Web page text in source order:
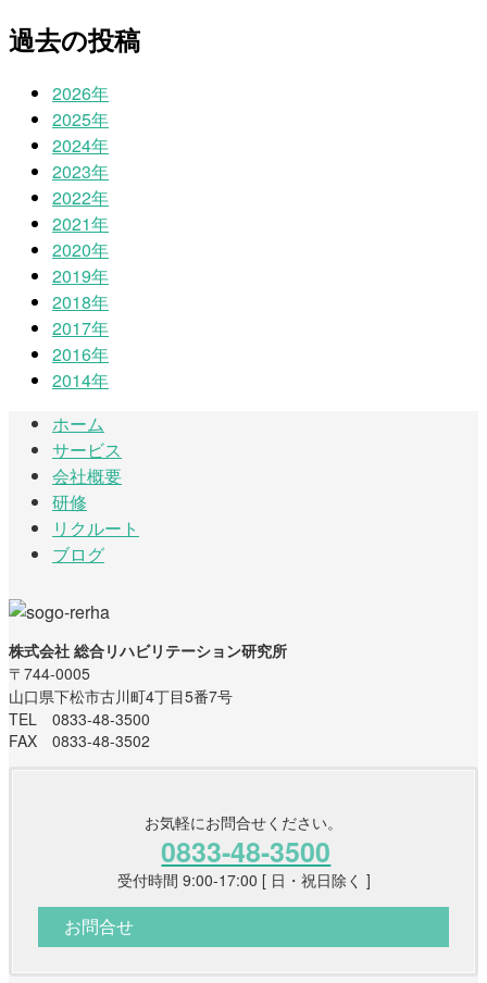
過去の投稿
2026年
2025年
2024年
2023年
2022年
2021年
2020年
2019年
2018年
2017年
2016年
2014年
ホーム
サービス
会社概要
研修
リクルート
ブログ
株式会社 総合リハビリテーション研究所
〒744-0005
山口県下松市古川町4丁目5番7号
TEL 0833-48-3500
FAX 0833-48-3502
お気軽にお問合せください。
0833-48-3500
受付時間 9:00-17:00 [ 日・祝日除く ]
お問合せ